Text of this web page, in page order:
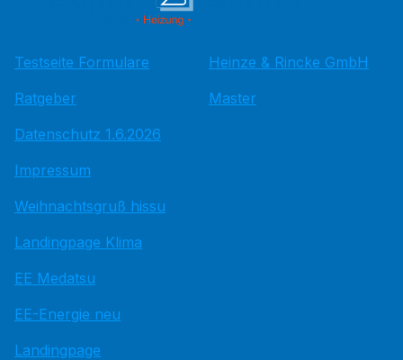
Testseite Formulare
Ratgeber
Datenschutz 1.6.2026
Impressum
Weihnachtsgruß hissu
Landingpage Klima
EE Medatsu
EE-Energie neu
Landingpage
Heinze & Rincke GmbH
Master